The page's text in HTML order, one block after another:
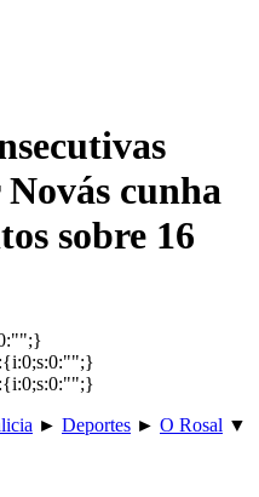
cunha
sobre 16
► Deportes ► O Rosal ▼